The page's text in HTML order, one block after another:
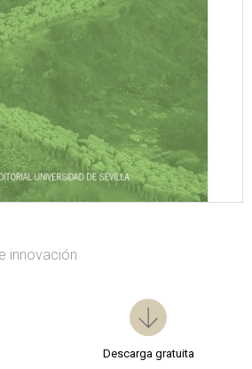
innovación
Descarga gratuita